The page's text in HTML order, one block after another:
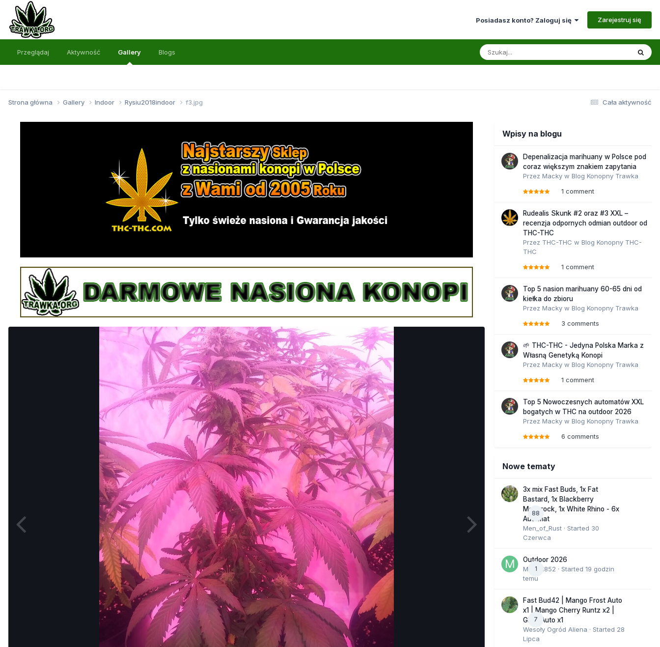
Posiadasz konto? Zaloguj się Zarejestruj się
Przeglądaj Aktywność Gallery Blogs
Cała aktywność
Strona główna Gallery Indoor Rysiu2018indoor f3.jpg
Wpisy na blogu
Depenalizacja marihuany w Polsce pod
coraz większym znakiem zapytania
Przez Macky w Blog Konopny Trawka
1 comment
Rudealis Skunk #2 oraz #3 XXL –
recenzja odpornych odmian outdoor od
THC-THC
Przez THC-THC w Blog Konopny THC-
THC
1 comment
Top 5 nasion marihuany 60-65 dni od
kiełka do zbioru
Przez Macky w Blog Konopny Trawka
3 comments
🌱 THC-THC - Jedyna Polska Marka z
Własną Genetyką Konopi
Przez Macky w Blog Konopny Trawka
1 comment
Top 5 Nowoczesnych automatów XXL
bogatych w THC na outdoor 2026
Przez Macky w Blog Konopny Trawka
6 comments
Nowe tematy
88
3x mix Fast Buds, 1x Fat
Bastard, 1x Blackberry
Moonrock, 1x White Rhino - 6x
Automat
Men_of_Rust · Started 30
Czerwca
1
Outdoor 2026
Marcel852 · Started 19 godzin
temu
7
Fast Bud42 | Mango Frost Auto
x1 | Mango Cherry Runtz x2 |
GMO Auto x1
Wesoły Ogród Aliena · Started 28
Lipca